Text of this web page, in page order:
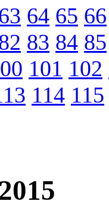
64 65 66
83 84 85
101 102
114 115